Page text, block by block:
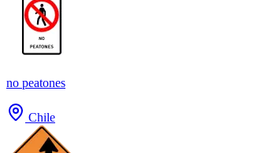
no peatones
Chile